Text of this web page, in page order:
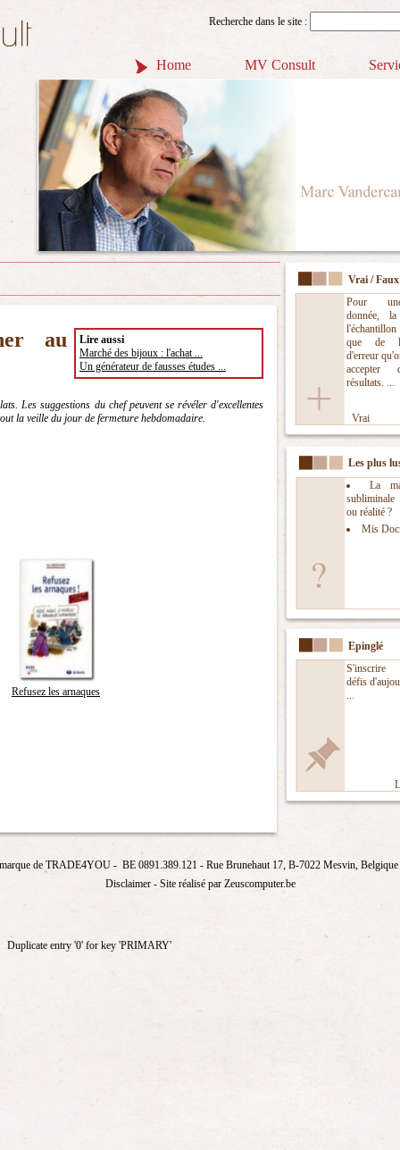
Recherche dans le site :
Home MV Consult
Vrai / Faux
Pour
donnée,
l'échantillon
que de
d'erreur
accepter
résultats. ...
Vrai
Les plus
La
ou réalité ?
Mis
Epinglé
S'inscrire
défis
...
au
Lire aussi
Marché des bijoux : l'achat ...
Un générateur de fausses études ...
Les suggestions du chef peuvent se révéler d'excellentes
la veille du jour de fermeture hebdomadaire.
Refusez les arnaques
de TRADE4YOU- BE 0891.389.121 - Rue Brunehaut 17, B-7022 Mesvin,
Disclaimer- Site réalisé par Zeuscomputer.be
Duplicate entry '0' for key 'PRIMARY'